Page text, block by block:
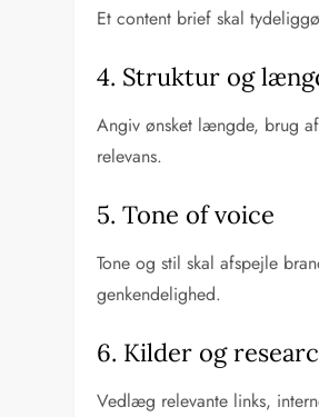
Et content brief skal
4. Struktur og
Angiv ønsket længde, brug
relevans.
5. Tone of voice
Tone og stil skal afspejle
genkendelighed.
6. Kilder og
Vedlæg relevante links,